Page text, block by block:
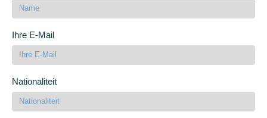
Ihre E-Mail
Nationaliteit